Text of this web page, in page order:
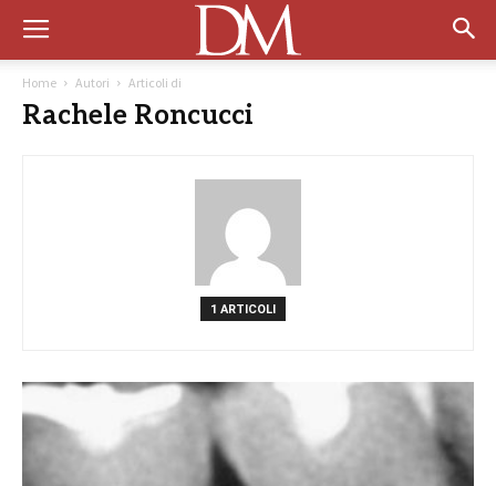
Home Autori Articoli di
Rachele Roncucci
1 ARTICOLI